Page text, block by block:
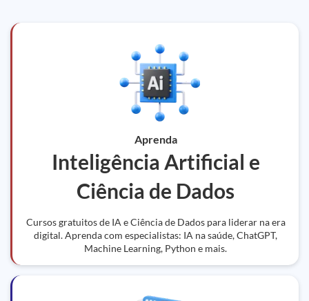
Aprenda
Inteligência Artificial e
Ciência de Dados
Cursos gratuitos de IA e Ciência de Dados para liderar na era
digital. Aprenda com especialistas: IA na saúde, ChatGPT,
Machine Learning, Python e mais.